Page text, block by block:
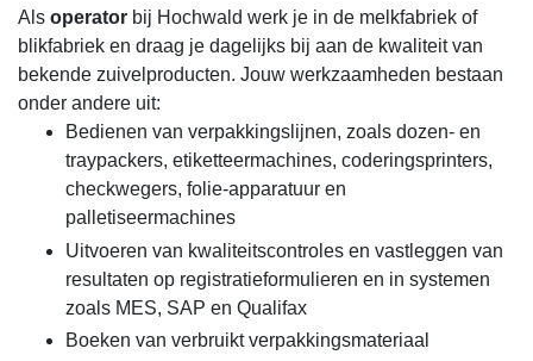
Als operator bij Hochwald werk je in de melkfabriek of
blikfabriek en draag je dagelijks bij aan de kwaliteit van
bekende zuivelproducten. Jouw werkzaamheden bestaan
onder andere uit:
Bedienen van verpakkingslijnen, zoals dozen- en
traypackers, etiketteermachines, coderingsprinters,
checkwegers, folie-apparatuur en
palletiseermachines
Uitvoeren van kwaliteitscontroles en vastleggen van
resultaten op registratieformulieren en in systemen
zoals MES, SAP en Qualifax
Boeken van verbruikt verpakkingsmateriaal